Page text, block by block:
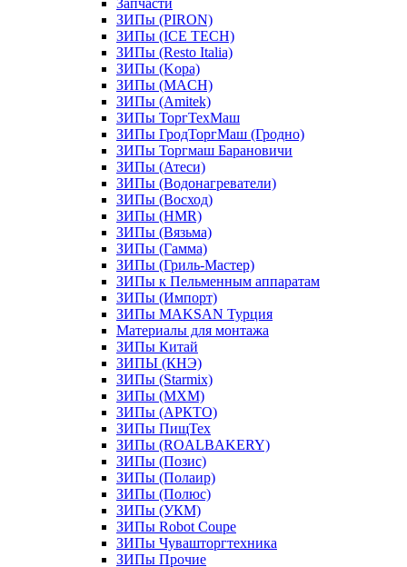
Запчасти
ЗИПы (PIRON)
ЗИПы (ICE TECH)
ЗИПы (Resto Italia)
ЗИПы (Kopa)
ЗИПы (MACH)
ЗИПы (Amitek)
ЗИПы ТоргТехМаш
ЗИПы ГродТоргМаш (Гродно)
ЗИПы Торгмаш Барановичи
ЗИПы (Атеси)
ЗИПы (Водонагреватели)
ЗИПы (Восход)
ЗИПы (HMR)
ЗИПы (Вязьма)
ЗИПы (Гамма)
ЗИПы (Гриль-Мастер)
ЗИПы к Пельменным аппаратам
ЗИПы (Импорт)
ЗИПы MAKSAN Турция
Материалы для монтажа
ЗИПы Китай
ЗИПЫ (КНЭ)
ЗИПы (Starmix)
ЗИПы (МХМ)
ЗИПы (АРКТО)
ЗИПы ПищТех
ЗИПы (ROALBAKERY)
ЗИПы (Позис)
ЗИПы (Полаир)
ЗИПы (Полюс)
ЗИПы (УКМ)
ЗИПы Robot Coupe
ЗИПы Чувашторгтехника
ЗИПы Прочие